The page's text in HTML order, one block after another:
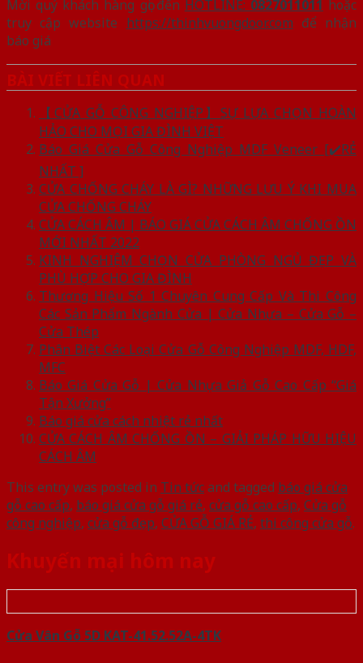
Mời quý khách hàng gọi đến HOTLINE: 0827011011 hoặc
truy cập website https://thinhvuongdoor.com để nhận
báo giá
BÀI VIẾT LIÊN QUAN
【CỬA GỖ CÔNG NGHIỆP】SỰ LỰA CHỌN HOÀN
HẢO CHO MỌI GIA ĐÌNH VIỆT
Báo Giá Cửa Gỗ Công Nghiệp MDF Veneer [✔️RẺ
NHẤT ]
CỬA CHỐNG CHÁY LÀ GÌ? NHỮNG LƯU Ý KHI MUA
CỬA CHỐNG CHÁY
CỬA CÁCH ÂM | BÁO GIÁ CỬA CÁCH ÂM CHỐNG ỒN
MỚI NHẤT 2022
KINH NGHIỆM CHỌN CỬA PHÒNG NGỦ ĐẸP VÀ
PHÙ HỢP CHO GIA ĐÌNH
Thương Hiệu Số 1 Chuyên Cung Cấp Và Thi Công
Các Sản Phẩm Ngành Cửa | Cửa Nhựa – Cửa Gỗ –
Cửa Thép
Phân Biệt Các Loại Cửa Gỗ Công Nghiệp MDF, HDF,
MFC
Báo Giá Cửa Gỗ | Cửa Nhựa Giả Gỗ Cao Cấp “Giá
Tận Xưởng”
Báo giá cửa cách nhiệt rẻ nhất
CỬA CÁCH ÂM CHỐNG ỒN – GIẢI PHÁP HỮU HIỆU
CÁCH ÂM
This entry was posted in Tin tứcand tagged báo giá cửa
gỗ cao cấp, báo giá cửa gỗ giá rẻ, cửa gỗ cao cấp, Cửa gỗ
công nghiệp, cửa gỗ đẹp, CỬA GỖ GIÁ RẺ, thi công cửa gỗ.
Khuyến mại hôm nay
Cửa Vân Gỗ 5D KAT-41.52.52A-4TK